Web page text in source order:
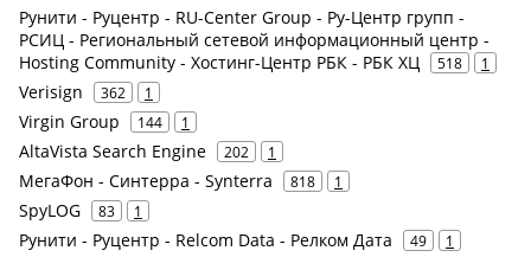
Рунити - Руцентр - RU-Center Group - Ру-Центр групп -
РСИЦ - Региональный сетевой информационный центр -
Hosting Community - Хостинг-Центр РБК - РБК ХЦ
518 1
Verisign 362 1
Virgin Group 144 1
AltaVista Search Engine 202 1
МегаФон - Синтерра - Synterra 818 1
SpyLOG 83 1
Рунити - Руцентр - Relcom Data - Релком Дата 49 1